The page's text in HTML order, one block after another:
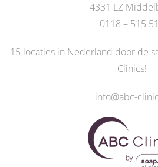
4331 LZ
0118 – 515
15 locaties in Nederland door de
Clinics!
info@abc-